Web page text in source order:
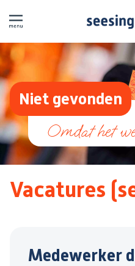
Niet gevonden
Vacatures
Medewerker